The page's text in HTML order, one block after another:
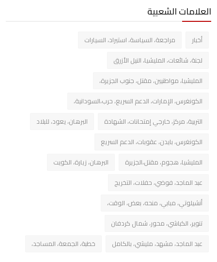
العلامات الشعبية
أخبار
مراجعة، السياسة، استيراد، السيارات
لجنة، شائعات، المليشيا، النيل الأزرق
المليشيا، مواطنيين، مقتل، جنوب الجزيرة،
الكونغرس، الإمارات، الدعم السريع، حرب،السودانية،
التربية، مركز، خارجي إمتحانات، الشهادة
البرهان، يعود، للبلاد
الكونغرس، بايدن، عقوبات، الدعم السريع
المليشيا، هجوم، مقتل،الجزيرة
البرهان، زيارة، الكويت
عبد الماجد، فوضي، حفلات، التخريج
أنشيلوتي، مبابي، منحه، بعض، الوقت،
تنوير، الكباشي، محور، شمال كردفان
عبد الماجد، مشهد، مليشي، بالكامل
خطبة، الجمعة، المساجد،